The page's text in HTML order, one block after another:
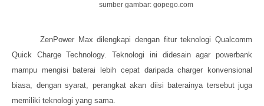
sumber gambar: gopego.com
ZenPower Maxdilengkapi dengan fiturteknologi Qualcomm
Quick Charge Technology. Teknologi ini didesainagar powerbank
mampu mengisi baterai lebih cepat daripadacharger konvensional
biasa, dengan syarat, perangkat akan diisi baterainya tersebut juga
memiliki teknologi yang sama.